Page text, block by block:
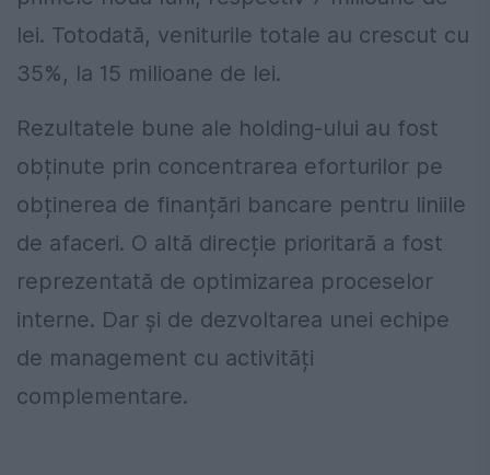
lei. Totodată, veniturile totale au crescut cu
35%, la 15 milioane de lei.
Rezultatele bune ale holding-ului au fost
obținute prin concentrarea eforturilor pe
obținerea de finanțări bancare pentru liniile
de afaceri. O altă direcție prioritară a fost
reprezentată de optimizarea proceselor
interne. Dar și de dezvoltarea unei echipe
de management cu activități
complementare.